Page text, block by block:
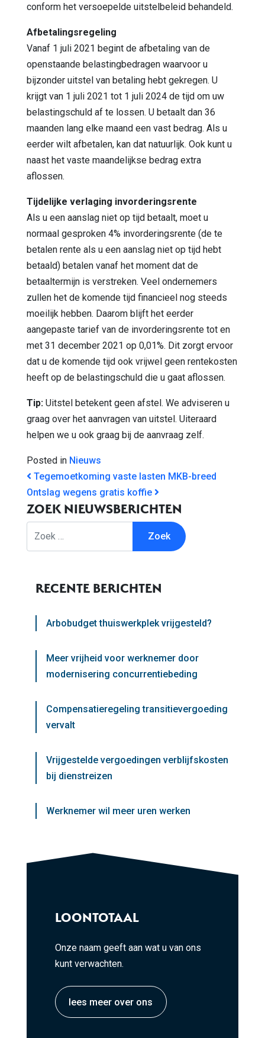
conform het versoepelde uitstelbeleid behandeld.
Afbetalingsregeling
Vanaf 1 juli 2021 begint de afbetaling van de
openstaande belastingbedragen waarvoor u
bijzonder uitstel van betaling hebt gekregen. U
krijgt van 1 juli 2021 tot 1 juli 2024 de tijd om uw
belastingschuld af te lossen. U betaalt dan 36
maanden lang elke maand een vast bedrag. Als u
eerder wilt afbetalen, kan dat natuurlijk. Ook kunt u
naast het vaste maandelijkse bedrag extra
aflossen.
Tijdelijke verlaging invorderingsrente
Als u een aanslag niet op tijd betaalt, moet u
normaal gesproken 4% invorderingsrente (de te
betalen rente als u een aanslag niet op tijd hebt
betaald) betalen vanaf het moment dat de
betaaltermijn is verstreken. Veel ondernemers
zullen het de komende tijd financieel nog steeds
moeilijk hebben. Daarom blijft het eerder
aangepaste tarief van de invorderingsrente tot en
met 31 december 2021 op 0,01%. Dit zorgt ervoor
dat u de komende tijd ook vrijwel geen rentekosten
heeft op de belastingschuld die u gaat aflossen.
Tip: Uitstel betekent geen afstel. We adviseren u
graag over het aanvragen van uitstel. Uiteraard
helpen we u ook graag bij de aanvraag zelf.
Posted in Nieuws
BERICHT NAVIGATIE
Tegemoetkoming vaste lasten MKB-breed
Ontslag wegens gratis koffie
ZOEK NIEUWSBERICHTEN
RECENTE BERICHTEN
Arbobudget thuiswerkplek vrijgesteld?
Meer vrijheid voor werknemer door
modernisering concurrentiebeding
Compensatieregeling transitievergoeding
vervalt
Vrijgestelde vergoedingen verblijfskosten
bij dienstreizen
Werknemer wil meer uren werken
LOONTOTAAL
Onze naam geeft aan wat u van ons
kunt verwachten.
lees meer over ons